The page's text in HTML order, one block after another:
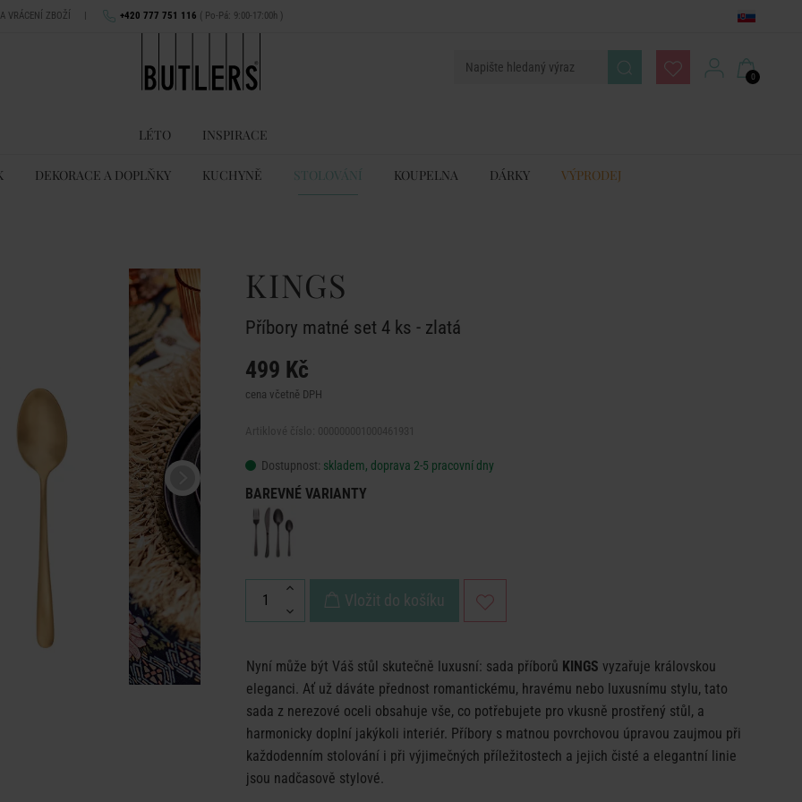
VRÁCENÍ ZBOŽÍ | +420 777 751 116 ( Po-Pá: 9:00-17:00h )
0
LÉTO INSPIRACE
DEKORACE A DOPLŇKY KUCHYNĚ STOLOVÁNÍ KOUPELNA DÁRKY VÝPRODEJ
KINGS
Příbory matné set 4 ks - zlatá
499 Kč
cena včetně DPH
Dostupnost: skladem, doprava 2-5 pracovní dny
BAREVNÉ VARIANTY
Vložit do košíku
Nyní může být Váš stůl skutečně luxusní: sada příborů KINGS vyzařuje královskou
eleganci. Ať už dáváte přednost romantickému, hravému nebo luxusnímu stylu, tato
sada z nerezové oceli obsahuje vše, co potřebujete pro vkusně prostřený stůl, a
harmonicky doplní jakýkoli interiér. Příbory s matnou povrchovou úpravou zaujmou při
každodenním stolování i při výjimečných příležitostech a jejich čisté a elegantní linie
jsou nadčasově stylové.